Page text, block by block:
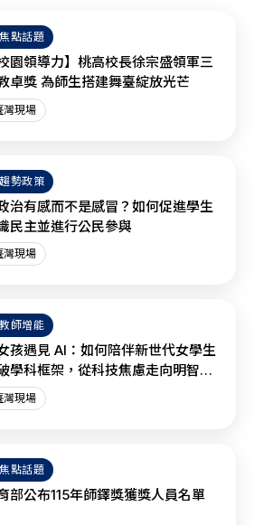
焦點話題
校園領導力】桃高校長徐宗盛領軍三
卓獎 為師生搭建舞臺綻放光芒
灣現場
趨勢政策
治有感而不是感冒？如何促進學生
民主並進行公民參與
灣現場
教師增能
孩遇見 AI：如何陪伴新世代女學生
學科框架，從科技焦慮走向明智協
灣現場
焦點話題
部公布115年師鐸獎獲獎人員名單